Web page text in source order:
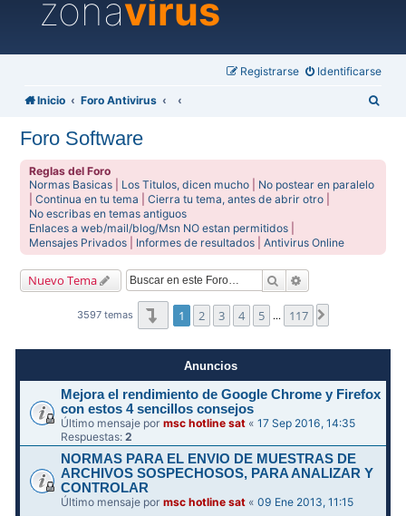
zonavirus
Identificarse
Registrarse
Inicio Foro Antivirus
Foro Software
Reglas del Foro
Normas Basicas
Los Titulos, dicen mucho
No postear en paralelo
|Continua en tu tema |Cierra tu tema, antes de abrir otro
No escribas en temas antiguos
Enlaces a web/mail/blog/Msn NO estan permitidos
Mensajes Privados
Informes de resultados |Antivirus Online
Nuevo Tema Buscar
3597 temas Página1de117
1 2 3 4 5 … 117
Anuncios
Mejora el rendimiento de Google Chrome y Firefox
con estos 4 sencillos consejos
Último mensaje pormsc hotline sat «17 Sep 2016, 14:35
Respuestas:2
NORMAS PARA EL ENVIO DE MUESTRAS DE
ARCHIVOS SOSPECHOSOS, PARA ANALIZAR Y
CONTROLAR
Último mensaje pormsc hotline sat «09 Ene 2013, 11:15